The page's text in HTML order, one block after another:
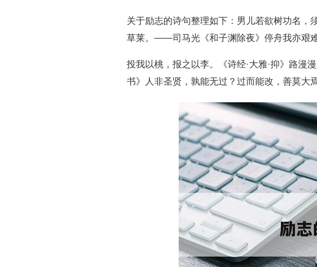
关于励志的诗句整理如下：男儿若欲树功名
草莱。——司马光《和子渊除夜》停舟我亦艰
投我以桃，报之以李。《诗经·大雅·抑》路漫
书》人非圣贤，孰能无过？过而能改，善莫大